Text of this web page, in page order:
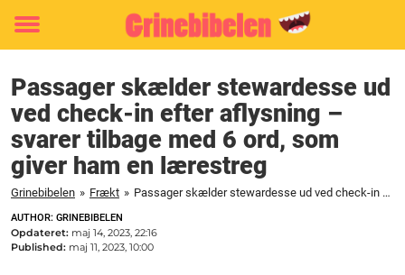
Toggle
Passager skælder stewardesse ud
ved check-in efter aflysning –
svarer tilbage med 6 ord, som
giver ham en lærestreg
Grinebibelen » Frækt » Passager skælder stewardesse ud ved check-in efter aflysning - svarer tilbage med 6 ord, som giver ham en lærestreg
AUTHOR: GRINEBIBELEN
Opdateret: maj 14, 2023, 22:16
Published: maj 11, 2023, 10:00